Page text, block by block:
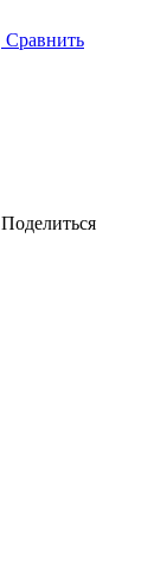
Сравнить
Поделиться